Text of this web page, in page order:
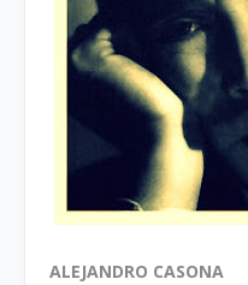
ALEJANDRO CASONA